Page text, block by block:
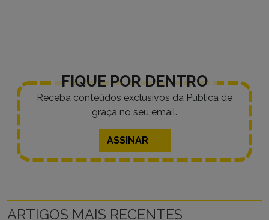
FIQUE POR DENTRO
Receba conteúdos exclusivos da Pública de
graça no seu email.
ASSINAR
ARTIGOS MAIS RECENTES